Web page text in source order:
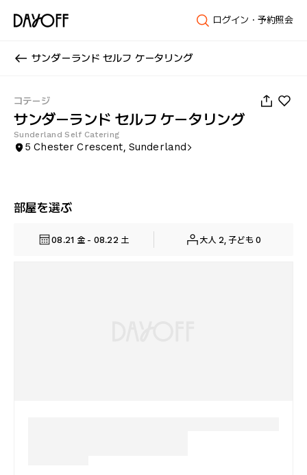
ログイン・予約照会
サンダーランド セルフ ケータリング
コテージ
サンダーランド セルフ ケータリング
Sunderland Self Catering
5 Chester Crescent, Sunderland
部屋を選ぶ
08.21 金 - 08.22 土 大人 2, 子ども 0